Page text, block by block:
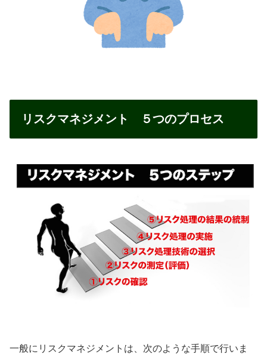
リスクマネジメント ５つのプロセス
一般にリスクマネジメントは、次のような手順で行いま